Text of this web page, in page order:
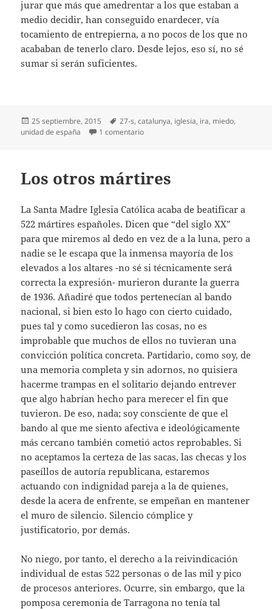
jurar que más que amedrentar a los que estaban a
medio decidir, han conseguido enardecer, vía
tocamiento de entrepierna, a no pocos de los que no
acababan de tenerlo claro. Desde lejos, eso sí, no sé
sumar si serán suficientes.
Publicado
el
25 septiembre, 2015 Etiquetas
27-s,catalunya, iglesia, ira, miedo,
unidad de españa
1 comentarioen Catalunya, ira o miedo
Los otros mártires
La Santa Madre Iglesia Católica acaba de beatificar a
522 mártires españoles. Dicen que “del siglo XX”
para que miremos al dedo en vez de a la luna, pero a
nadie se le escapa que la inmensa mayoría de los
elevados a los altares -no sé si técnicamente será
correcta la expresión- murieron durante la guerra
de 1936. Añadiré que todos pertenecían al bando
nacional, si bien esto lo hago con cierto cuidado,
pues tal y como sucedieron las cosas, no es
improbable que muchos de ellos no tuvieran una
convicción política concreta. Partidario, como soy, de
una memoria completa y sin adornos, no quisiera
hacerme trampas en el solitario dejando entrever
que algo habrían hecho para merecer el fin que
tuvieron. De eso, nada; soy consciente de que el
bando al que me siento afectiva e ideológicamente
más cercano también cometió actos reprobables. Si
no aceptamos la certeza de las sacas, las checas y los
paseíllos de autoría republicana, estaremos
actuando con indignidad pareja a la de quienes,
desde la acera de enfrente, se empeñan en mantener
el muro de silencio. Silencio cómplice y
justificatorio, por demás.
No niego, por tanto, el derecho a la reivindicación
individual de estas 522 personas o de las mil y pico
de procesos anteriores. Ocurre, sin embargo, que la
pomposa ceremonia de Tarragona no tenía tal